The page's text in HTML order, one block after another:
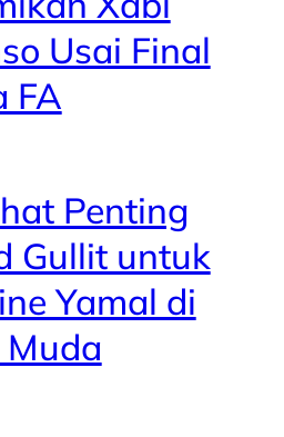
Usai Final
FA
Penting
Gullit untuk
Yamal di
Muda